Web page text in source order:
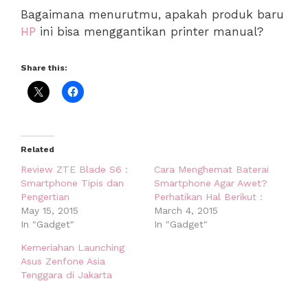
Bagaimana menurutmu, apakah produk baru
HP ini bisa menggantikan printer manual?
Share this:
Related
Review ZTE Blade S6 :
Smartphone Tipis dan
Pengertian
May 15, 2015
In "Gadget"
Cara Menghemat Baterai
Smartphone Agar Awet?
Perhatikan Hal Berikut :
March 4, 2015
In "Gadget"
Kemeriahan Launching
Asus Zenfone Asia
Tenggara di Jakarta